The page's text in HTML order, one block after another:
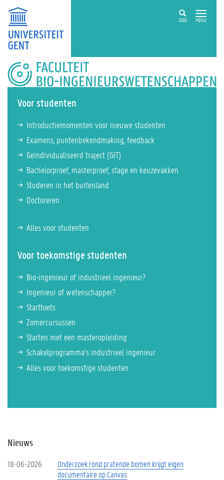
ZOEK MENU
FACULTEIT
BIO-
INGENIEURSWETENSCHAPPEN
Voor studenten
Introductiemomenten voor nieuwe studenten
Examens, puntenbekendmaking, feedback
Geïndividualiseerd traject (GIT)
Bachelorproef, masterproef, stage en keuzevakken
Studeren in het buitenland
Doctoreren
Alles voor studenten
Voor toekomstige studenten
Bio-ingenieur of industrieel ingenieur?
Ingenieur of wetenschapper?
Starttoets
Zomercursussen
Starten met een masteropleiding
Schakelprogramma's industrieel ingenieur
Alles voor toekomstige studenten
Nieuws
18-06-2026
Onderzoek rond pratende bomen krijgt eigen
documentaire op Canvas